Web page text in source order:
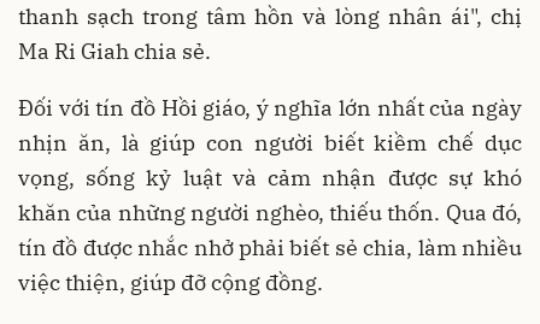
thanh sạch trong tâm hồn và lòng nhân ái", chị
Ma Ri Giah chia sẻ.
Đối với tín đồ Hồi giáo, ý nghĩa lớn nhất của ngày
nhịn ăn, là giúp con người biết kiềm chế dục
vọng, sống kỷ luật và cảm nhận được sự khó
khăn của những người nghèo, thiếu thốn. Qua đó,
tín đồ được nhắc nhở phải biết sẻ chia, làm nhiều
việc thiện, giúp đỡ cộng đồng.